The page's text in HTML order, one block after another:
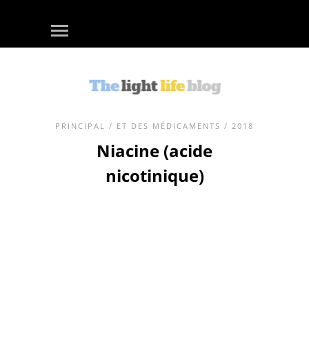
PRINCIPAL / ET DES MÉDICAMENTS / 2018
Niacine (acide
nicotinique)